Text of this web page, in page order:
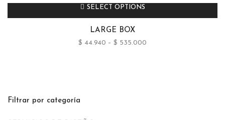
SELECT OPTIONS
LARGE BOX
$ 44.940 – $ 535.000
Filtrar por categoría